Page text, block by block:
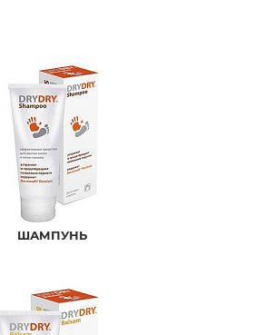
ШАМПУНЬ